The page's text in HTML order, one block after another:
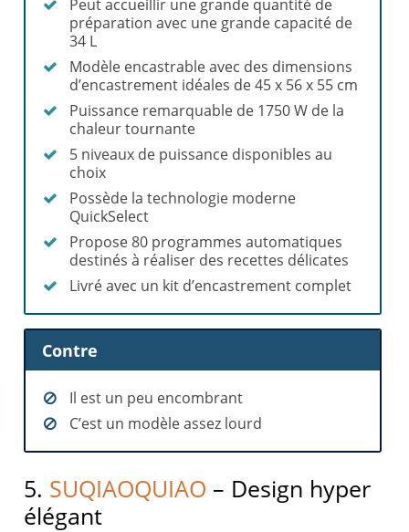
Peut accueillir une grande quantité de
préparation avec une grande capacité de
34 L
Modèle encastrable avec des dimensions
d’encastrement idéales de 45 x 56 x 55 cm
Puissance remarquable de 1750 W de la
chaleur tournante
5 niveaux de puissance disponibles au
choix
Possède la technologie moderne
QuickSelect
Propose 80 programmes automatiques
destinés à réaliser des recettes délicates
Livré avec un kit d’encastrement complet
Contre
Il est un peu encombrant
C’est un modèle assez lourd
5. SUQIAOQUIAO – Design hyper
élégant